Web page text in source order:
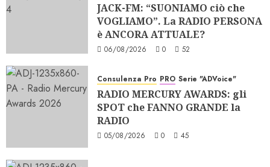
JACK-FM: “SUONIAMO ciò che
VOGLIAMO”. La RADIO PERSONA
è ANCORA ATTUALE?
06/08/2026 0 52
Consulenza Pro PRO Serie "ADVoice"
RADIO MERCURY AWARDS: gli
SPOT che FANNO GRANDE la
RADIO
05/08/2026 0 45